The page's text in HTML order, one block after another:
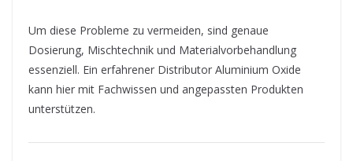
Um diese Probleme zu vermeiden, sind genaue
Dosierung, Mischtechnik und Materialvorbehandlung
essenziell. Ein erfahrener Distributor Aluminium Oxide
kann hier mit Fachwissen und angepassten Produkten
unterstützen.